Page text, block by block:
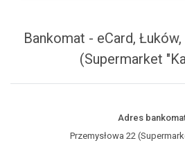
Bankomat - eCard,
(Supermarket
Adres
Przemysłowa 22